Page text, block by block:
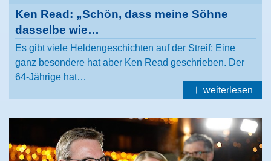
Ken Read: „Schön, dass meine Söhne
dasselbe wie…
Es gibt viele Heldengeschichten auf der Streif: Eine
ganz besondere hat aber Ken Read geschrieben. Der
64-Jährige hat…
weiterlesen